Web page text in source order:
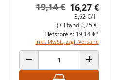
16,27 €
19,14 €
3,62 €/1 l
inkl. MwSt., zzgl. Versand
(+ Pfand 0,25 €)
Tiefstpreis: 19,14 €*
ANZAHL VERRINGERN ANZAHL